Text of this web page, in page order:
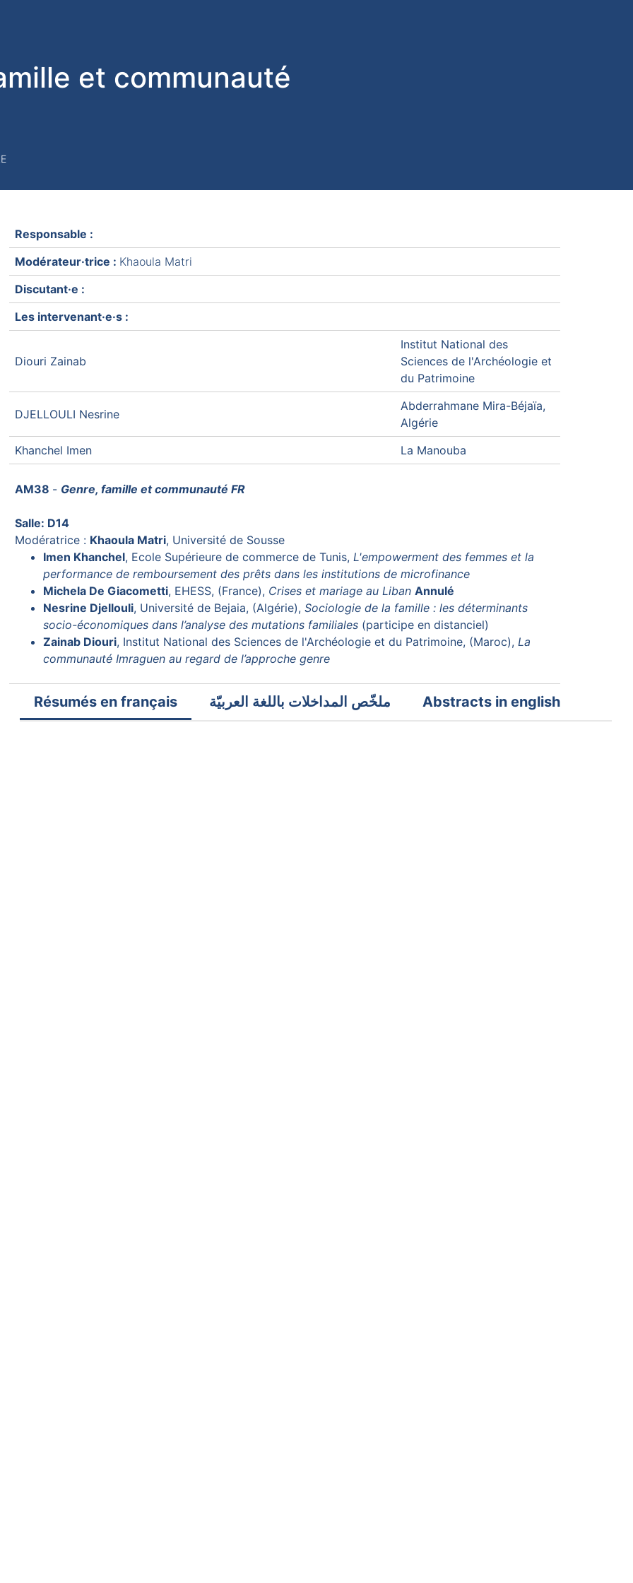
et communauté
Responsable :
Modérateur·trice : Khaoula Matri
Discutant·e :
Les intervenant·e·s :
Diouri Zainab
Institut National des
Sciences de l'Archéologie et
du Patrimoine
DJELLOULI Nesrine
Abderrahmane Mira-Béjaïa,
Algérie
Khanchel Imen
La Manouba
AM38 - Genre, famille et communauté FR
Salle: D14
Modératrice : Khaoula Matri, Université de Sousse
Imen Khanchel, Ecole Supérieure de commerce de Tunis,L'empowerment des femmes et la
performance de remboursement des prêts dans les institutions de microfinance
Michela De Giacometti, EHESS, (France), Crises et mariage au LibanAnnulé
Nesrine Djellouli, Université de Bejaia, (Algérie),Sociologie de la famille : les déterminants
socio-économiques dans l’analyse des mutations familiales (participe en distanciel)
Zainab Diouri, Institut National des Sciences de l'Archéologie et du Patrimoine, (Maroc),La
communauté Imraguen au regard de l’approche genre
Résumés en français ملخّص المداخلات باللغة العربيّة Abstracts in english